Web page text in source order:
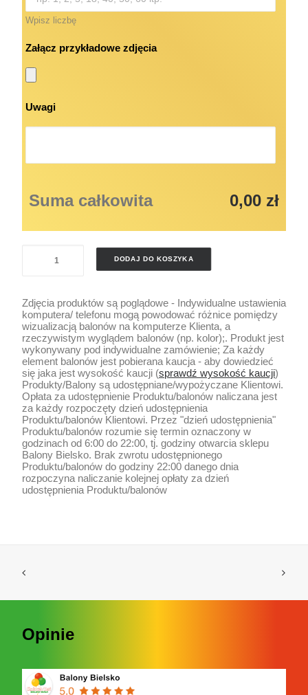
Wpisz liczbę
Załącz przykładowe zdjęcia
Uwagi
Suma całkowita 0,00 zł
ŚWIECZKI
DODAJ DO KOSZYKA
Zdjęcia produktów są poglądowe - Indywidualne ustawienia
komputera/ telefonu mogą powodować różnice pomiędzy
wizualizacją balonów na komputerze Klienta, a
rzeczywistym wyglądem balonów (np. kolor);. Produkt jest
wykonywany pod indywidualne zamówienie; Za każdy
element balonów jest pobierana kaucja - aby dowiedzieć
się jaka jest wysokość kaucji (sprawdź wysokość kaucji)
Produkty/Balony są udostępniane/wypożyczane Klientowi.
Opłata za udostępnienie Produktu/balonów naliczana jest
za każdy rozpoczęty dzień udostępnienia
Produktu/balonów Klientowi. Przez "dzień udostępnienia"
Produktu/balonów rozumie się termin oznaczony w
godzinach od 6:00 do 22:00, tj. godziny otwarcia sklepu
Balony Bielsko. Brak zwrotu udostępnionego
Produktu/balonów do godziny 22:00 danego dnia
rozpoczyna naliczanie kolejnej opłaty za dzień
udostępnienia Produktu/balonów
Opinie